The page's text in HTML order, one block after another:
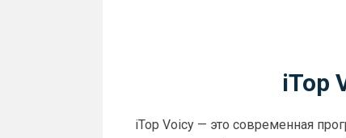
iTop
iTop Voicy — это современная